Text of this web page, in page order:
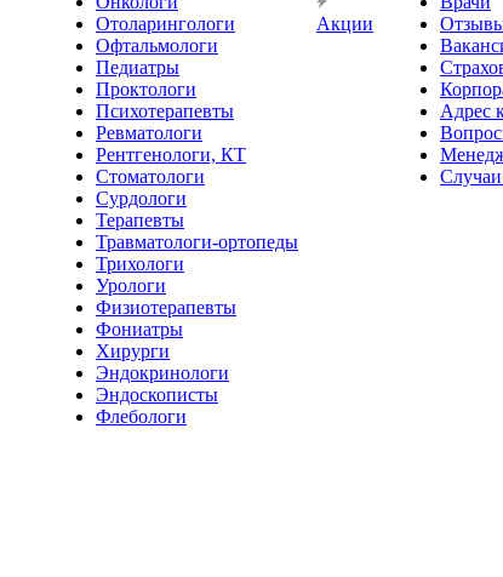
Отоларингологи
Офтальмологи
Педиатры
Проктологи
Психотерапевты
Ревматологи
Рентгенологи, КТ
Стоматологи
Сурдологи
Терапевты
Травматологи-ортопеды
Трихологи
Урологи
Физиотерапевты
Фониатры
Хирурги
Эндокринологи
Эндоскописты
Флебологи
Акции
Адрес